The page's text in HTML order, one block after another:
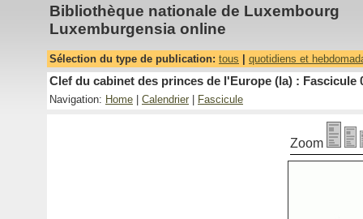
Bibliothèque nationale de Luxembourg
Luxemburgensia online
Sélection du type de publication: tous quotidiens et
Clef du cabinet des princes de l'Europe (la) : Fascicule
Navigation: Home Calendrier Fascicule
Zoom